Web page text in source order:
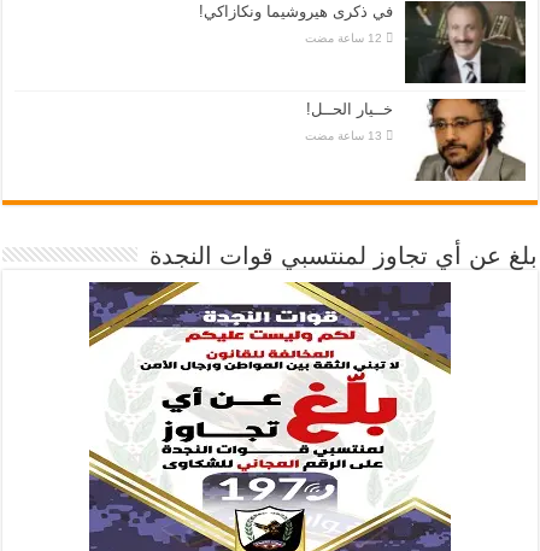
في ذكرى هيروشيما ونكازاكي!
خــيار الحــل!
بلغ عن أي تجاوز لمنتسبي قوات النجدة